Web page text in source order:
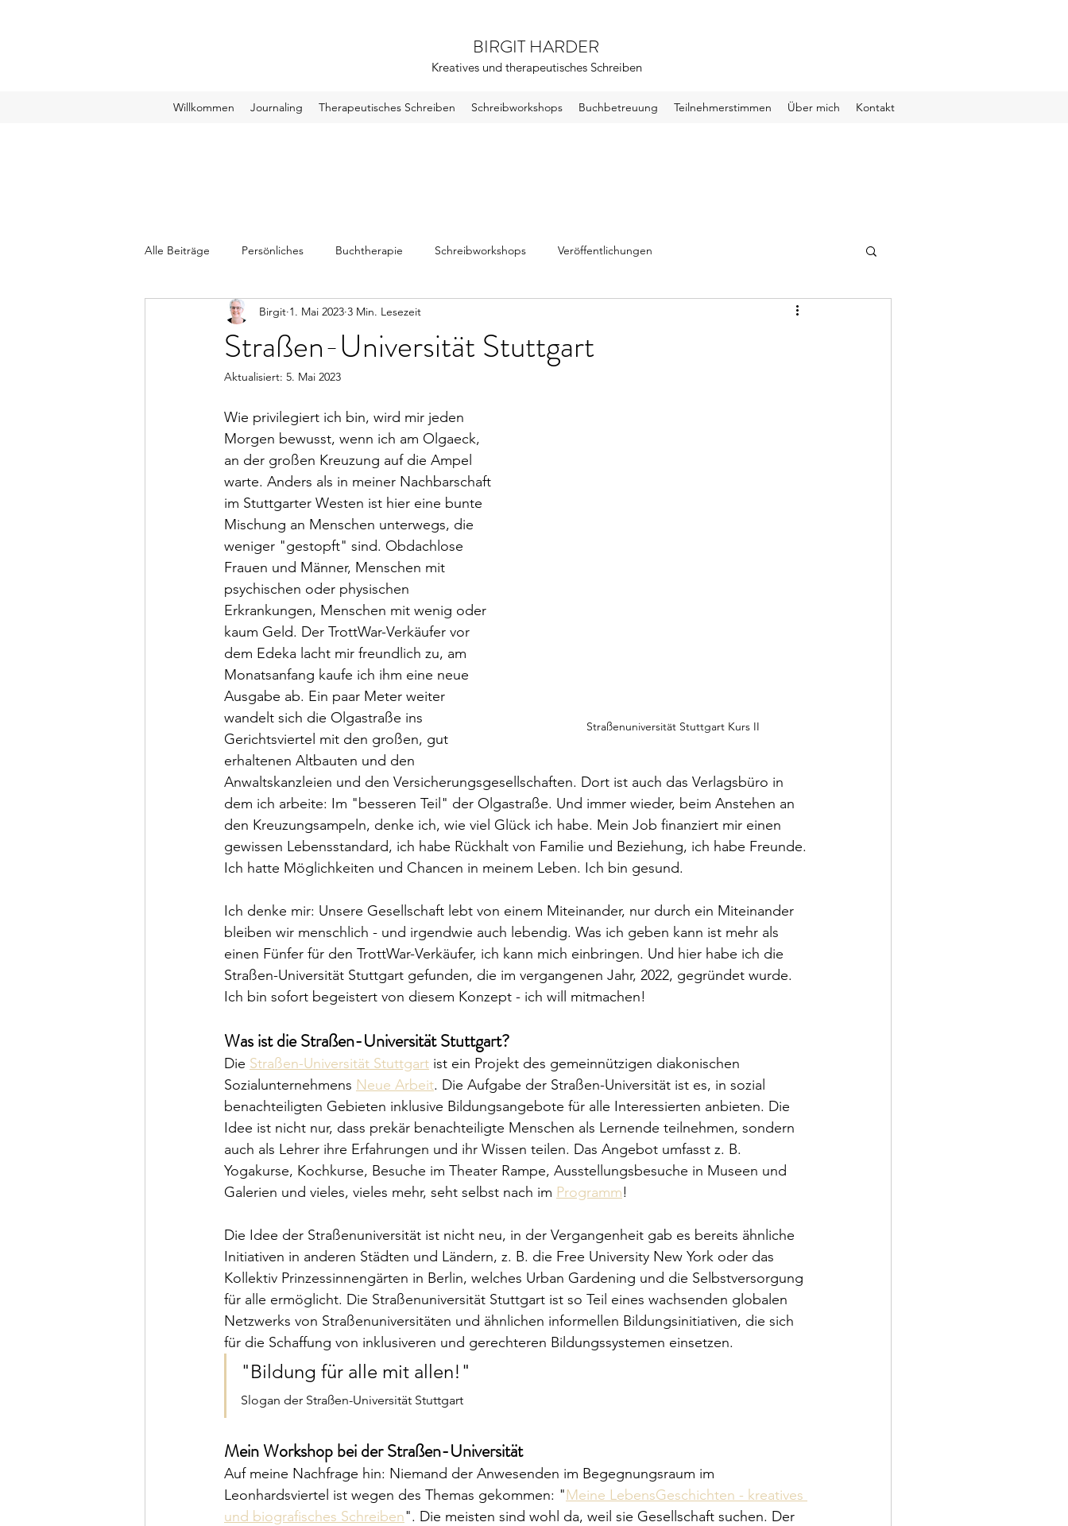
BIRGIT HARDER
Kreatives und therapeutisches Schreiben
Willkommen Journaling Therapeutisches Schreiben Schreibworkshops Buchbetreuung Teilnehmerstimmen Über mich Kontakt
Alle Beiträge Persönliches Buchtherapie Schreibworkshops Veröffentlichungen
Straßen-Universität Stuttgart
Birgit 1. Mai 2023 3 Min. Lesezeit
Aktualisiert: 5. Mai 2023
Straßenuniversität Stuttgart Kurs II
Wie privilegiert ich bin, wird mir jeden
Morgen bewusst, wenn ich am Olgaeck,
an der großen Kreuzung auf die Ampel
warte. Anders als in meiner Nachbarschaft
im Stuttgarter Westen ist hier eine bunte
Mischung an Menschen unterwegs, die
weniger "gestopft" sind. Obdachlose
Frauen und Männer, Menschen mit
psychischen oder physischen
Erkrankungen, Menschen mit wenig oder
kaum Geld. Der TrottWar-Verkäufer vor
dem Edeka lacht mir freundlich zu, am
Monatsanfang kaufe ich ihm eine neue
Ausgabe ab. Ein paar Meter weiter
wandelt sich die Olgastraße ins
Gerichtsviertel mit den großen, gut
erhaltenen Altbauten und den
Anwaltskanzleien und den Versicherungsgesellschaften. Dort ist auch das Verlagsbüro in
dem ich arbeite: Im "besseren Teil" der Olgastraße. Und immer wieder, beim Anstehen an
den Kreuzungsampeln, denke ich, wie viel Glück ich habe. Mein Job finanziert mir einen
gewissen Lebensstandard, ich habe Rückhalt von Familie und Beziehung, ich habe Freunde.
Ich hatte Möglichkeiten und Chancen in meinem Leben. Ich bin gesund.
Ich denke mir: Unsere Gesellschaft lebt von einem Miteinander, nur durch ein Miteinander
bleiben wir menschlich - und irgendwie auch lebendig. Was ich geben kann ist mehr als
einen Fünfer für den TrottWar-Verkäufer, ich kann mich einbringen. Und hier habe ich die
Straßen-Universität Stuttgart gefunden, die im vergangenen Jahr, 2022, gegründet wurde.
Ich bin sofort begeistert von diesem Konzept - ich will mitmachen!
Was ist die Straßen-Universität Stuttgart?
Die Straßen-Universität Stuttgart ist ein Projekt des gemeinnützigen diakonischen
Sozialunternehmens Neue Arbeit. Die Aufgabe der Straßen-Universität ist es, in sozial
benachteiligten Gebieten inklusive Bildungsangebote für alle Interessierten anbieten. Die
Idee ist nicht nur, dass prekär benachteiligte Menschen als Lernende teilnehmen, sondern
auch als Lehrer ihre Erfahrungen und ihr Wissen teilen. Das Angebot umfasst z. B.
Yogakurse, Kochkurse, Besuche im Theater Rampe, Ausstellungsbesuche in Museen und
Galerien und vieles, vieles mehr, seht selbst nach im Programm!
Die Idee der Straßenuniversität ist nicht neu, in der Vergangenheit gab es bereits ähnliche
Initiativen in anderen Städten und Ländern, z. B. die Free University New York oder das
Kollektiv Prinzessinnengärten in Berlin, welches Urban Gardening und die Selbstversorgung
für alle ermöglicht. Die Straßenuniversität Stuttgart ist so Teil eines wachsenden globalen
Netzwerks von Straßenuniversitäten und ähnlichen informellen Bildungsinitiativen, die sich
für die Schaffung von inklusiveren und gerechteren Bildungssystemen einsetzen.
"Bildung für alle mit allen!"
Slogan der Straßen-Universität Stuttgart
Mein Workshop bei der Straßen-Universität
Auf meine Nachfrage hin: Niemand der Anwesenden im Begegnungsraum im
Leonhardsviertel ist wegen des Themas gekommen: "Meine LebensGeschichten - kreatives
und biografisches Schreiben". Die meisten sind wohl da, weil sie Gesellschaft suchen. Der